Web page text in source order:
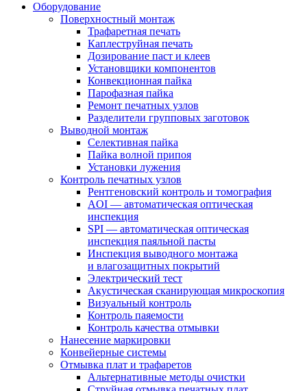
Оборудование
Поверхностный монтаж
Трафаретная печать
Каплеструйная печать
Дозирование паст и клеев
Установщики компонентов
Конвекционная пайка
Парофазная пайка
Ремонт печатных узлов
Разделители групповых заготовок
Выводной монтаж
Селективная пайка
Пайка волной припоя
Установки лужения
Контроль печатных узлов
Рентгеновский контроль и томография
AOI — автоматическая оптическая
инспекция
SPI — автоматическая оптическая
инспекция паяльной пасты
Инспекция выводного монтажа
и влагозащитных покрытий
Электрический тест
Акустическая сканирующая микроскопия
Визуальный контроль
Контроль паяемости
Контроль качества отмывки
Нанесение маркировки
Конвейерные системы
Отмывка плат и трафаретов
Альтернативные методы очистки